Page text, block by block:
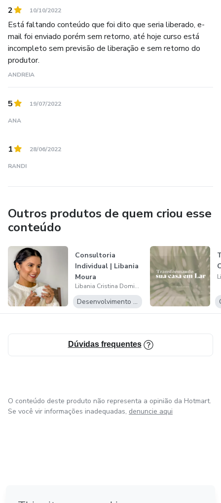
2 10/10/2022
Está faltando conteúdo que foi dito que seria liberado, e-
mail foi enviado porém sem retorno, até hoje curso está
incompleto sem previsão de liberação e sem retorno do
produtor.
ANDREIA
5 19/07/2022
ANA
1 28/06/2022
RANDI
Outros produtos de quem criou esse
conteúdo
Consultoria
Individual | Libania
Moura
Libania Cristina Domingues de Moura
Desenvolvimento Pessoal
Dúvidas frequentes
O conteúdo deste produto não representa a opinião da Hotmart.
Se você vir informações inadequadas, denuncie aqui